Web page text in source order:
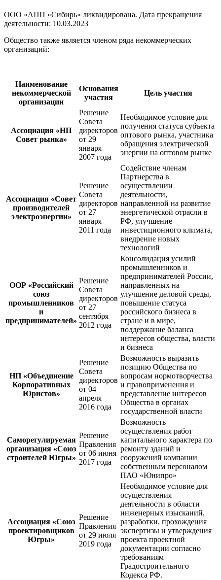
ООО «АПП «Сибирь» ликвидирована. Дата прекращения
деятельности: 10.03.2023
Общество также является членом ряда некоммерческих
организаций:
Наименование
некоммерческой
организации
Основания
участия
Цель участия
Ассоциация «НП
Совет рынка»
Решение
Совета
директоров
от 29
января
2007 года
Необходимое условие для
получения статуса субъекта
оптового рынка, участника
обращения электрической
энергии на оптовом рынке
Ассоциация «Совет
производителей
электроэнергии»
Решение
Совета
директоров
от 27
января
2011 года
Содействие членам
Партнерства в
осуществлении
деятельности,
направленной на развитие
энергетической отрасли в
РФ, улучшение
инвестиционного климата,
внедрение новых
технологий
ООР «Российский
союз
промышленников
и
предпринимателей»
Решение
Совета
директоров
от 27
сентября
2012 года
Консолидация усилий
промышленников и
предпринимателей России,
направленных на
улучшение деловой среды,
повышение статуса
российского бизнеса в
стране и в мире,
поддержание баланса
интересов общества, власти
и бизнеса
НП «Объединение
Корпоративных
Юристов»
Решение
Совета
директоров
от 04
апреля
2016 года
Возможность выразить
позицию Общества по
вопросам нормотворчества
и правоприменения и
представление интересов
Общества в органах
государственной власти
Саморегулируемая
организация «Союз
строителей Югры»
Решение
Правления
от 06 июня
2017 года
Возможность
осуществления работ
капитального характера по
ремонту зданий и
сооружений компании
собственным персоналом
ПАО «Юнипро»
Ассоциация «Союз
проектировщиков
Югры»
Решение
Правления
от 29 июля
2019 года
Необходимое условие для
осуществления
деятельности в области
инженерных изысканий,
разработки, прохождения
экспертизы и утверждения
проекта проектной
документации согласно
требованиям
Градостроительного
Кодекса РФ.